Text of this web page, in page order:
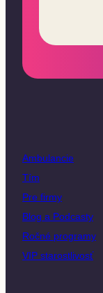
Ambulancie
Tím
Pre firmy
Blog a Podcasty
Ročné programy
VIP starostlivosť